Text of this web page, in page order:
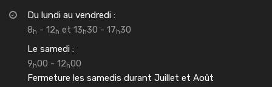
Du lundi au vendredi :
8h - 12h et 13h30 - 17h30
Le samedi :
9h00 - 12h00
Fermeture les samedis durant Juillet et Août